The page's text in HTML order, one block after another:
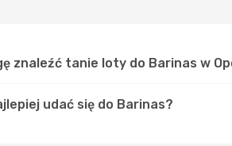
znaleźć tanie loty do Barinas w
udać się do Barinas?